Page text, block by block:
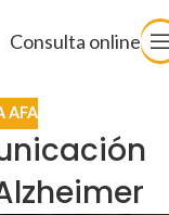
Consulta online
AFA